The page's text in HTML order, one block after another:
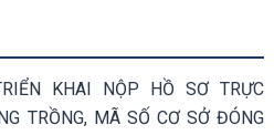
KHAI NỘP HỒ SƠ TRỰC
TRỒNG, MÃ SỐ CƠ SỞ ĐÓNG